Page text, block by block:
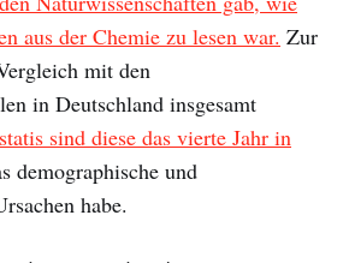
aus der Chemie zu lesen war. Zur
mit den
in Deutschland insgesamt
sind diese das vierte Jahr in
demographische und
habe.